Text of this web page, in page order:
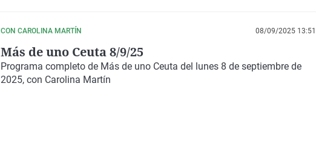
CON CAROLINA MARTÍN 08/09/2025 13:51
Más de uno Ceuta 8/9/25
Programa completo de Más de uno Ceuta del lunes 8 de septiembre de
2025, con Carolina Martín